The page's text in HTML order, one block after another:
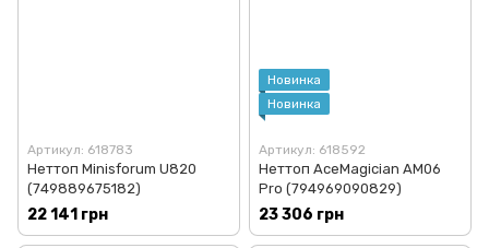
Артикул: 618783
Неттоп Minisforum U820
(749889675182)
22 141 грн
Новинка
Новинка
Артикул: 618592
Неттоп AceMagician AM06
Pro (794969090829)
23 306 грн